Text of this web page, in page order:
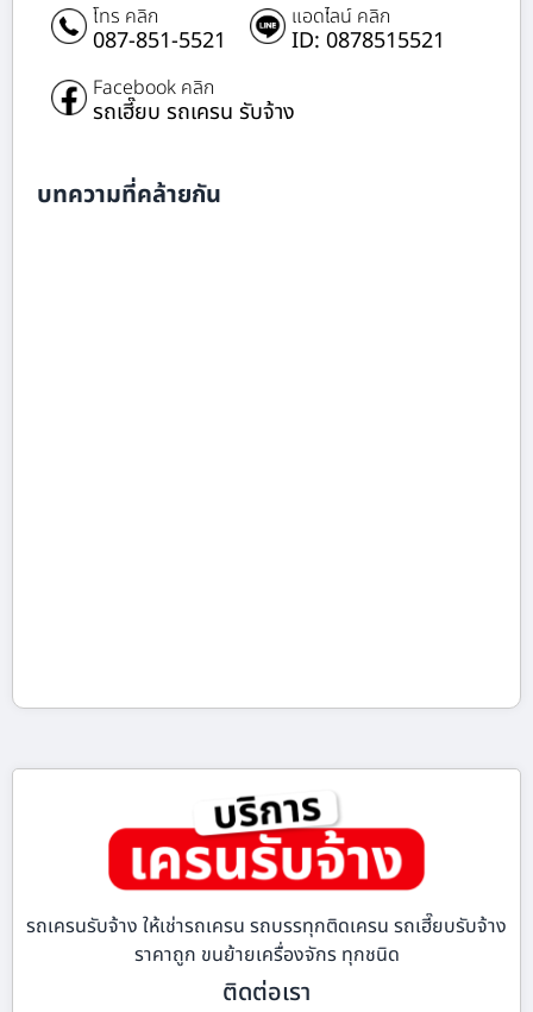
โทร คลิก
087-851-5521
แอดไลน์ คลิก
ID: 0878515521
Facebook คลิก
รถเฮี๊ยบ รถเครน รับจ้าง
บทความที่คล้ายกัน
รถเครนรับจ้าง ให้เช่ารถเครน รถบรรทุกติดเครน รถเฮี๊ยบรับจ้าง
ราคาถูก ขนย้ายเครื่องจักร ทุกชนิด
ติดต่อเรา